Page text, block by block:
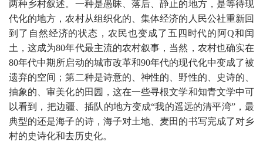
两种乡村叙述。一种是愚昧、落后、静止的地方，是等待现
代化的地方，农村从组织化的、集体经济的人民公社重新回
到了自然经济的状态，农民也变成了五四时代的阿Q和闰
土，这成为80年代最主流的农村叙事，当然，农村也确实在
80年代中期所启动的城市改革和90年代的现代化中变成了被
遗弃的空间；第二种是诗意的、神性的、野性的、史诗的、
抽象的、审美化的田园，这在一些寻根文学和知青文学中可
以看到，把边疆、插队的地方变成“我的遥远的清平湾”，最
典型的还是海子的诗，海子对土地、麦田的书写完成了对乡
村的史诗化和去历史化。